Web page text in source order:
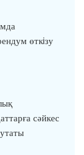
өткiзу
сәйкес